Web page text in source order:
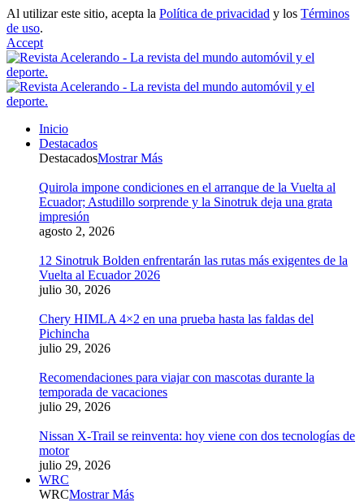
Al utilizar este sitio, acepta la Política de privacidad y los Términos
de uso.
Accept
Inicio
Destacados
DestacadosMostrar Más
Quirola impone condiciones en el arranque de la Vuelta al
Ecuador; Astudillo sorprende y la Sinotruk deja una grata
impresión
agosto 2, 2026
12 Sinotruk Bolden enfrentarán las rutas más exigentes de la
Vuelta al Ecuador 2026
julio 30, 2026
Chery HIMLA 4×2 en una prueba hasta las faldas del
Pichincha
julio 29, 2026
Recomendaciones para viajar con mascotas durante la
temporada de vacaciones
julio 29, 2026
Nissan X-Trail se reinventa: hoy viene con dos tecnologías de
motor
julio 29, 2026
WRC
WRCMostrar Más